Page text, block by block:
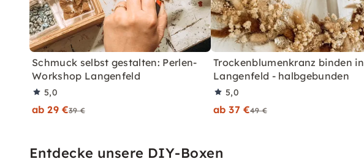
Schmuck selbst gestalten: Perlen-
Workshop Langenfeld
5,0
ab 29 €39 €
Trockenblumenkranz binden in
Langenfeld - halbgebunden
5,0
ab 37 €49 €
Entdecke unsere DIY-Boxen